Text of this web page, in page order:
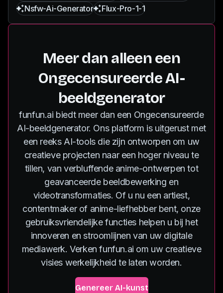
Nsfw-Ai-Generator
Flux-Pro-1-1
Meer dan alleen een
Ongecensureerde AI-
beeldgenerator
funfun.ai biedt meer dan een Ongecensureerde
AI-beeldgenerator. Ons platform is uitgerust met
een reeks AI-tools die zijn ontworpen om uw
creatieve projecten naar een hoger niveau te
tillen, van verbluffende anime-ontwerpen tot
geavanceerde beeldbewerking en
videotransformaties. Of u nu een artiest,
contentmaker of anime-liefhebber bent, onze
gebruiksvriendelijke functies helpen u bij het
innoveren en stroomlijnen van uw digitale
mediawerk. Verken funfun.ai om uw creatieve
visies werkelijkheid te laten worden.
Genereer AI-kunst